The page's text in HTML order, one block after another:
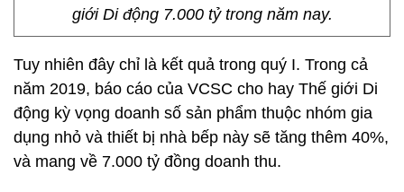
giới Di động 7.000 tỷ trong năm nay.
Tuy nhiên đây chỉ là kết quả trong quý I. Trong cả
năm 2019, báo cáo của VCSC cho hay Thế giới Di
động kỳ vọng doanh số sản phẩm thuộc nhóm gia
dụng nhỏ và thiết bị nhà bếp này sẽ tăng thêm 40%,
và mang về 7.000 tỷ đồng doanh thu.